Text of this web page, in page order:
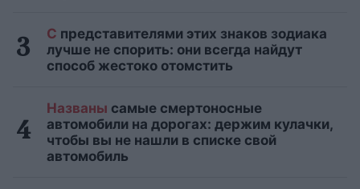
С представителями этих знаков зодиака
лучше не спорить: они всегда найдут
способ жестоко отомстить
Названы самые смертоносные
автомобили на дорогах: держим кулачки,
чтобы вы не нашли в списке свой
автомобиль